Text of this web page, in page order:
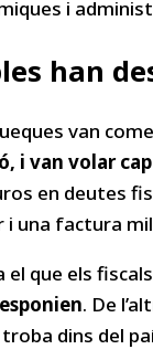
i
han
van
i van volar
en deutes
i una factura
que els
. De
dins del